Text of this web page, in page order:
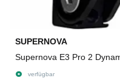
SUPERNOVA
Supernova E3 Pro 2
verfügbar